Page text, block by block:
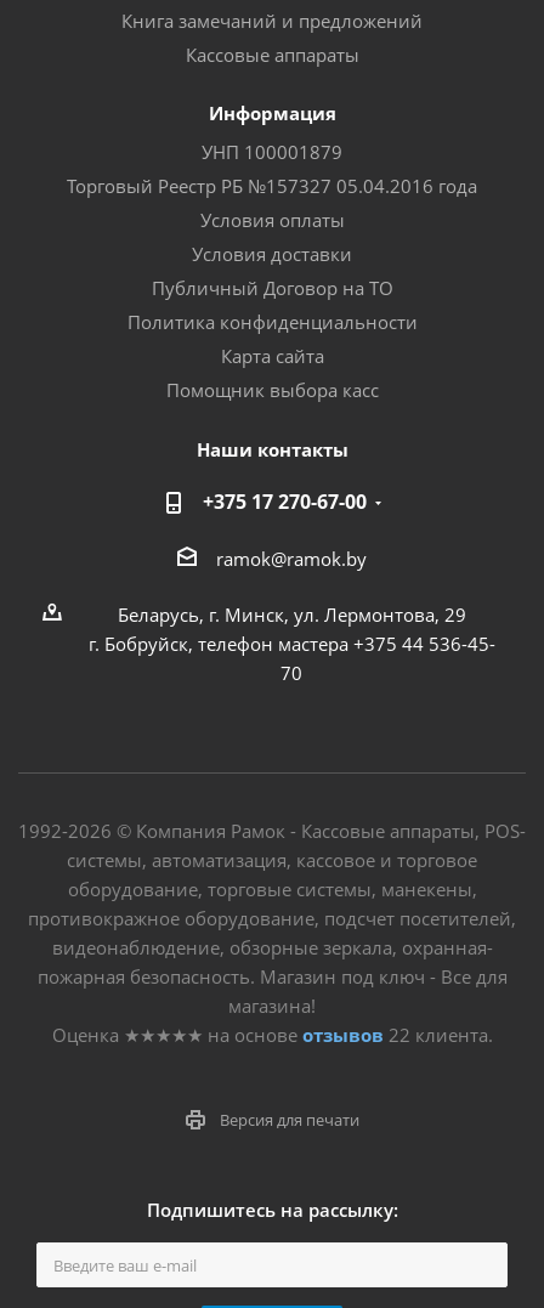
Книга замечаний и предложений
Кассовые аппараты
Информация
УНП 100001879
Торговый Реестр РБ №157327 05.04.2016 года
Условия оплаты
Условия доставки
Публичный Договор на ТО
Политика конфиденциальности
Карта сайта
Помощник выбора касс
Наши контакты
+375 17 270-67-00
ramok@ramok.by
Беларусь, г. Минск, ул. Лермонтова, 29
г. Бобруйск, телефон мастера +375 44 536-45-
70
1992-2026 © Компания Рамок - Кассовые аппараты, POS-
системы, автоматизация, кассовое и торговое
оборудование, торговые системы, манекены,
противокражное оборудование, подсчет посетителей,
видеонаблюдение, обзорные зеркала, охранная-
пожарная безопасность. Магазин под ключ - Все для
магазина!
Оценка ★★★★★ на основе отзывов 22 клиента.
Версия для печати
Подпишитесь на рассылку: